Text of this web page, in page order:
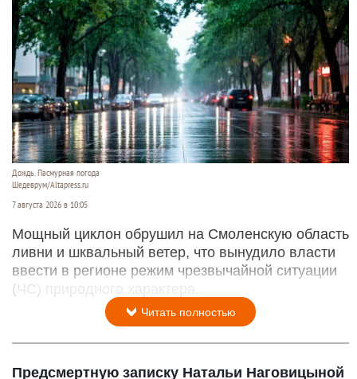
Дождь. Пасмурная погода
Шедеврум/Altapress.ru
7 августа 2026 в 10:05
Мощный циклон обрушил на Смоленскую область
ливни и шквальный ветер, что вынудило власти
ввести в регионе режим чрезвычайной ситуации
(ЧС) природного характера.
Читать полностью
Предсмертную записку Натальи Наговицыной